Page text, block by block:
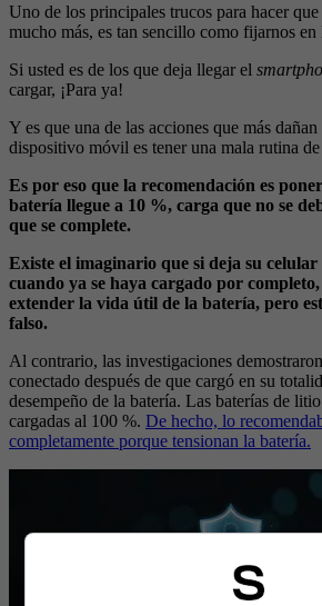
Uno de los principales trucos para hacer
mucho más, es tan sencillo como fijarnos en
Si usted es de los que deja llegar el
cargar, ¡Para ya!
Y es que una de las acciones que más
dispositivo móvil es tener una mala rutina
Es por eso que la recomendación es
batería llegue a 10 %, carga que no se
que se complete.
Existe el imaginario que si deja su celular
cuando ya se haya cargado por
extender la vida útil de la batería, pero
falso.
Al contrario, las investigaciones
conectado después de que cargó en su
desempeño de la batería. Las baterías de
cargadas al 100 %. De hecho, lo
completamente porque tensionan la batería.